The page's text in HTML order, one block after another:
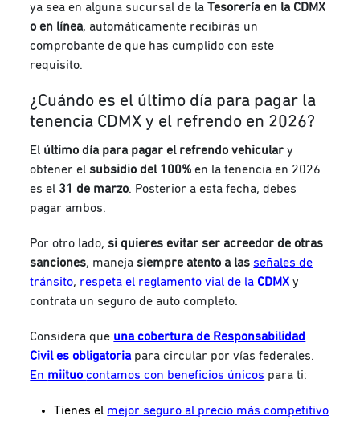
ya sea en alguna sucursal de laTesorería en la CDMX
o en línea, automáticamente recibirás un
comprobante de que has cumplido con este
requisito.
¿Cuándo es el último día para pagar la
tenencia CDMX y el refrendo en 2026?
El último día para pagar el refrendo vehicular y
obtener elsubsidio del 100%en la tenencia en 2026
es el 31 de marzo. Posterior a esta fecha, debes
pagar ambos.
Por otro lado,si quieres evitar ser acreedor de otras
sanciones, maneja siempre atento a lasseñales de
tránsito, respeta el reglamento vial de la CDMX y
contrata un seguro de auto completo.
Considera que una cobertura de Responsabilidad
Civil es obligatoriapara circular por vías federales.
En miituocontamos con beneficios únicos para ti:
Tienes el mejor seguro al precio más competitivo